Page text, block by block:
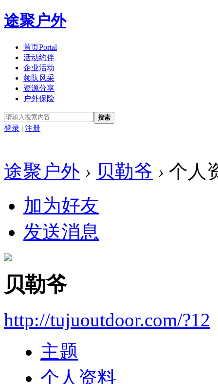
途聚户外
首页Portal
活动约伴
企业活动
领队风采
资源分享
户外保险
搜索
登录 | 注册
途聚户外 › 贝勒爷 › 个人
加为好友
发送消息
贝勒爷
http://tujuoutdoor.com/?12
主题
个人资料